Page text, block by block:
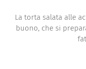
La torta salata alle
buono, che si